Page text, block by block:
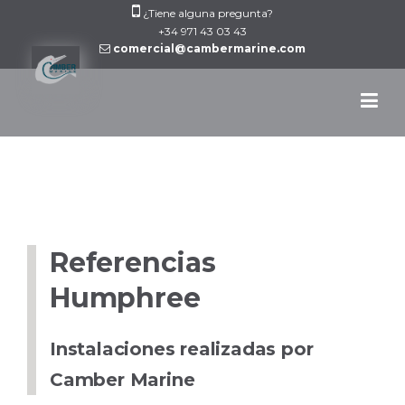
¿Tiene alguna pregunta?
+34 971 43 03 43
comercial@cambermarine.com
Referencias
Humphree
Instalaciones realizadas por
Camber Marine